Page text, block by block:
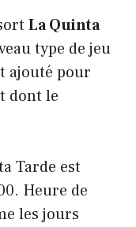
La Quinta
type de jeu
ajouté pour
dont le
Tarde est
Heure de
les jours